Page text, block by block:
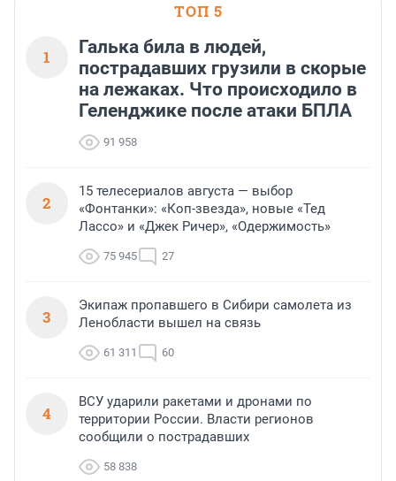
ТОП 5
1
Галька била в людей,
пострадавших грузили в скорые
на лежаках. Что происходило в
Геленджике после атаки БПЛА
91 958
2
15 телесериалов августа — выбор
«Фонтанки»: «Коп-звезда», новые «Тед
Лассо» и «Джек Ричер», «Одержимость»
75 945 27
3
Экипаж пропавшего в Сибири самолета из
Ленобласти вышел на связь
61 311 60
4
ВСУ ударили ракетами и дронами по
территории России. Власти регионов
сообщили о пострадавших
58 838